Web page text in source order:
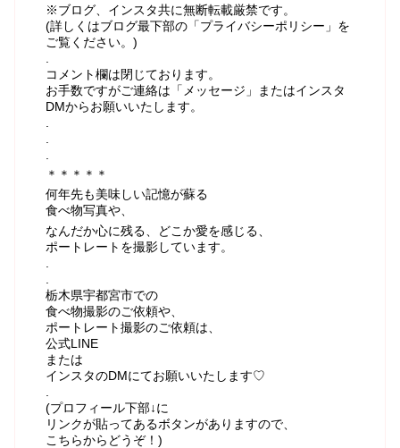
※ブログ、インスタ共に無断転載厳禁です。
(詳しくはブログ最下部の「プライバシーポリシー」を
ご覧ください。)
コメント欄は閉じております。
お手数ですがご連絡は「メッセージ」またはインスタ
DMからお願いいたします。
＊＊＊＊＊
何年先も美味しい記憶が蘇る
食べ物写真や、
なんだか心に残る、どこか愛を感じる、
ポートレートを撮影しています。
栃木県宇都宮市での
食べ物撮影のご依頼や、
ポートレート撮影のご依頼は、
公式LINE
または
インスタのDMにてお願いいたします♡
(プロフィール下部↓に
リンクが貼ってあるボタンがありますので、
こちらからどうぞ！)